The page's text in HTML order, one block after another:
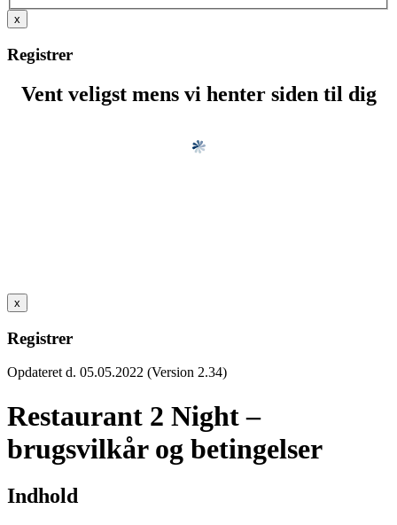
x
Registrer
Vent veligst mens vi henter siden til dig
x
Registrer
Opdateret d. 05.05.2022 (Version 2.34)
Restaurant 2 Night –
brugsvilkår og betingelser
Indhold